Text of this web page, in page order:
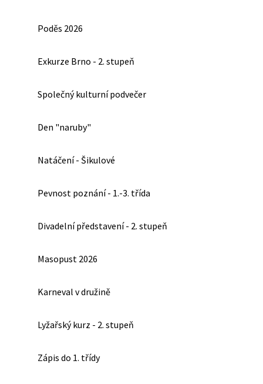
Poděs 2026
Exkurze Brno - 2. stupeň
Společný kulturní podvečer
Den "naruby"
Natáčení - Šikulové
Pevnost poznání - 1.-3. třída
Divadelní představení - 2. stupeň
Masopust 2026
Karneval v družině
Lyžařský kurz - 2. stupeň
Zápis do 1. třídy